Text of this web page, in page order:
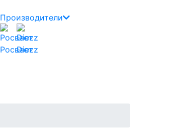
Производители
Росвест
Diezz